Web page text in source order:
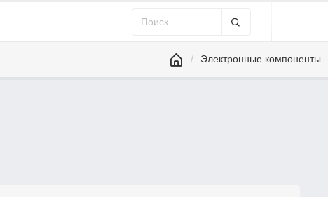
Электронные компоненты